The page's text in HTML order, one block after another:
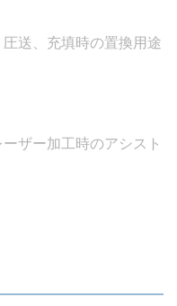
送、充填時の置換用途
ザー加工時のアシスト